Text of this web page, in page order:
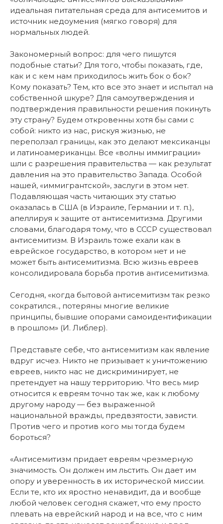
идеальная питательная среда для антисемитов и
источник недоумения (мягко говоря) для
нормальных людей.
Закономерный вопрос: для чего пишутся
подобные статьи? Для того, чтобы показать, где,
как и с кем нам приходилось жить бок о бок?
Кому показать? Тем, кто все это знает и испытал на
собственной шкуре? Для самоутверждения и
подтверждения правильности решения покинуть
эту страну? Будем откровенны хотя бы сами с
собой: никто из нас, рискуя жизнью, не
переползал границы, как это делают мексиканцы
и латиноамериканцы. Все «волны иммиграции»
шли с разрешения правительства — как результат
давления на это правительство Запада. Особой
нашей, «иммигрантской», заслуги в этом нет.
Подавляющая часть читающих эту статью
оказалась в США (в Израиле, Германии и т. п.),
апеллируя к защите от антисемитизма. Другими
словами, благодаря тому, что в СССР существовал
антисемитизм. В Израиль тоже ехали как в
еврейское государство, в котором нет и не
может быть антисемитизма. Всю жизнь евреев
консолидировала борьба против антисемитизма.
Сегодня, «когда бытовой антисемитизм так резко
сократился.., потеряны многие великие
принципы, бывшие опорами самоидентификации
в прошлом» (И. Либлер).
Представьте себе, что антисемитизм как явление
вдруг исчез. Никто не призывает к уничтожению
евреев, никто нас не дискриминирует, не
претендует на нашу территорию. Что весь мир
относится к евреям точно так же, как к любому
другому народу — без выраженной
национальной вражды, предвзятости, зависти.
Против чего и против кого мы тогда будем
бороться?
«Антисемитизм придает евреям чрезмерную
значимость. Он должен им льстить. Он дает им
опору и уверенность в их исторической миссии.
Если те, кто их яростно ненавидит, да и вообще
любой человек сегодня скажет, что ему просто
плевать на еврейский народ и на все, что с ним